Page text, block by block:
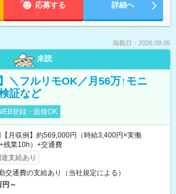
応募する 詳細へ
掲載日：2026.08.05
未読
＼フルリモOK／月56万↑モニ
証など
登録・面接OK
月収例】約569,000円（時給3,400円×実働
残業10h）+交通費
支給あり
交通費の支給あり（当社規定による）
円～